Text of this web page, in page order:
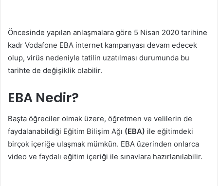
Öncesinde yapılan anlaşmalara göre 5 Nisan 2020 tarihine
kadr Vodafone EBA internet kampanyası devam edecek
olup, virüs nedeniyle tatilin uzatılması durumunda bu
tarihte de değişiklik olabilir.
EBA Nedir?
Başta öğreciler olmak üzere, öğretmen ve velilerin de
faydalanabildiği Eğitim Bilişim Ağı (EBA) ile eğitimdeki
birçok içeriğe ulaşmak mümkün. EBA üzerinden onlarca
video ve faydalı eğitim içeriği ile sınavlara hazırlanılabilir.